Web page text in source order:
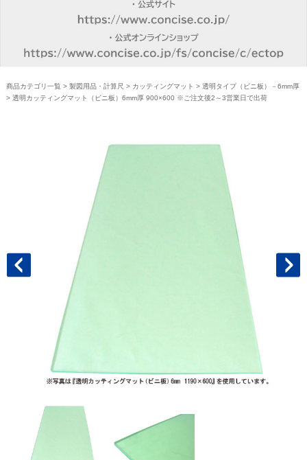
商品カテゴリ一覧 > 製図用品・計算尺 > カッティングマット > 透明タイプ（ビニ板）－6mm厚
> 透明カッティングマット（ビニ板）6mm厚 900×600 ※ご注文後2～3営業日で出荷